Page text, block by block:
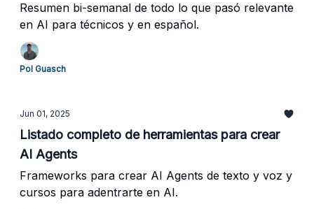
Resumen bi-semanal de todo lo que pasó relevante
en AI para técnicos y en español.
Pol Guasch
Jun 01, 2025
Listado completo de herramientas para crear
AI Agents
Frameworks para crear AI Agents de texto y voz y
cursos para adentrarte en AI.